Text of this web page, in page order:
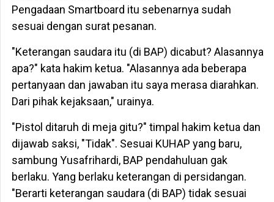
Pengadaan Smartboard itu sebenarnya sudah
sesuai dengan surat pesanan.
"Keterangan saudara itu (di BAP) dicabut? Alasannya
apa?" kata hakim ketua. "Alasannya ada beberapa
pertanyaan dan jawaban itu saya merasa diarahkan.
Dari pihak kejaksaan," urainya.
"Pistol ditaruh di meja gitu?" timpal hakim ketua dan
dijawab saksi, "Tidak". Sesuai KUHAP yang baru,
sambung Yusafrihardi, BAP pendahuluan gak
berlaku. Yang berlaku keterangan di persidangan.
"Berarti keterangan saudara (di BAP) tidak sesuai